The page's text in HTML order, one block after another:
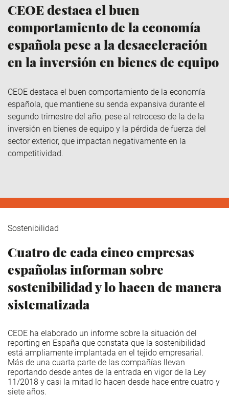
CEOE destaca el buen
comportamiento de la economía
española pese a la desaceleración
en la inversión en bienes de equipo
CEOE destaca el buen comportamiento de la economía
española, que mantiene su senda expansiva durante el
segundo trimestre del año, pese al retroceso de la de la
inversión en bienes de equipo y la pérdida de fuerza del
sector exterior, que impactan negativamente en la
competitividad.
Sostenibilidad
Cuatro de cada cinco empresas
españolas informan sobre
sostenibilidad y lo hacen de manera
sistematizada
CEOE ha elaborado un informe sobre la situación del
reporting en España que constata que la sostenibilidad
está ampliamente implantada en el tejido empresarial.
Más de una cuarta parte de las compañías llevan
reportando desde antes de la entrada en vigor de la Ley
11/2018 y casi la mitad lo hacen desde hace entre cuatro y
siete años.